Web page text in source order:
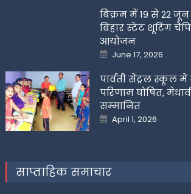
बिक्रम में 19 से 22 जून
बिहार स्टेट शूटिंग
आयोजन
Posted
on
June 17, 2026
पार्वती सेंट्रल स्कूल में
परिणाम घोषित,
सम्मानित
Posted
on
April 1, 2026
साप्ताहिक समाचार